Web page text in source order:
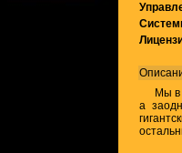
Мы в
а